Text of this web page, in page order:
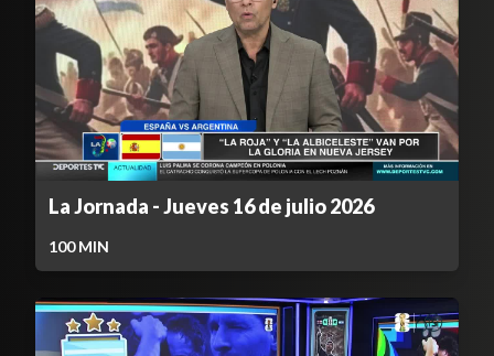
La Jornada - Jueves 16 de julio 2026
100MIN